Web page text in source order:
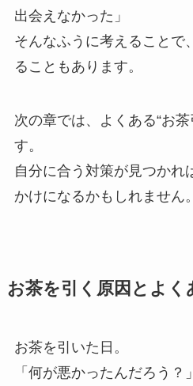
出会えなかった」
そんなふうに考えることで
ることもあります。
次の章では、よくある“お
す。
自分に合う対策が見つかれ
かけになるかもしれません。
お茶を引く原因とよく
お茶を引いた日。
「何が悪かったんだろう